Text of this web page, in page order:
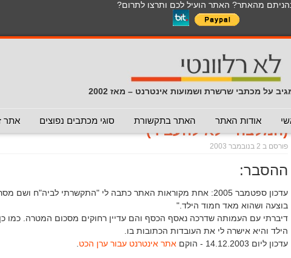
מהאתר? האתר הועיל לכם ותרצו לתרום?
על מכתבי שרשרת ושמועות אינטרנט – מאז 2002
אודות האתר האתר בתקשורת סוגי מכתבים נפוצים אתר
התכנים באתר בנושא נגיף הקורונה
כללי מכתב חוזר מכתבים נפוצים המלצה - לא להעביר המלצה - אפשר להעביר
כאן:דף הבית/המלצה - לא להעביר/בקשה לתרומה עבור השתלת כליה לילד
(המלצה - לא להעביר)
פורסם ב 2 בנובמבר 2003
ההסבר:
עדכון ספטמבר 2005: אחת מקוראות האתר כתבה לי "התקשרתי לביה"ח
בוצעה ושהוא מאד חמוד הילד."
דיברתי עם העמותה שדרכה נאסף הכסף והם עדיין רחוקים מסכום המטרה. כמו
הילד והיא אישרה לי את העובדות הכתובות בו.
עדכון ליום 14.12.2003 - הוקם
אתר אינטרנט עבור ערן הכט